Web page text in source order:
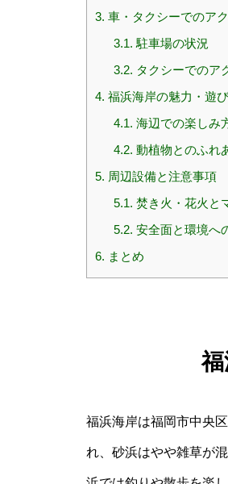
3. 車・タクシーでのア
3.1. 駐車場の状況
3.2. タクシーでのア
4. 福浜海岸の魅力・遊
4.1. 海辺での楽しみ
4.2. 動植物とのふれ
5. 周辺設備と注意事項
5.1. 焚き火・花火と
5.2. 安全面と環境へ
6. まとめ
福浜海岸は福岡市中央
れ、砂浜はやや雑草が